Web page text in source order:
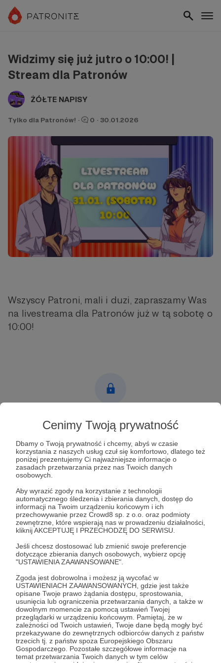
Cenimy Twoją prywatność
Dbamy o Twoją prywatność i chcemy, abyś w czasie
korzystania z naszych usług czuł się komfortowo, dlatego też
poniżej prezentujemy Ci najważniejsze informacje o
zasadach przetwarzania przez nas Twoich danych
osobowych.
Aby wyrazić zgody na korzystanie z technologii
automatycznego śledzenia i zbierania danych, dostęp do
informacji na Twoim urządzeniu końcowym i ich
przechowywanie przez Crowd8 sp. z o.o. oraz podmioty
zewnętrzne, które wspierają nas w prowadzeniu działalności,
kliknij AKCEPTUJĘ I PRZECHODZĘ DO SERWISU.
Jeśli chcesz dostosować lub zmienić swoje preferencje
dotyczące zbierania danych osobowych, wybierz opcję
"USTAWIENIA ZAAWANSOWANE".
Zgoda jest dobrowolna i możesz ją wycofać w
USTAWIENIACH ZAAWANSOWANYCH, gdzie jest także
opisane Twoje prawo żądania dostępu, sprostowania,
usunięcia lub ograniczenia przetwarzania danych, a także w
dowolnym momencie za pomocą ustawień Twojej
przeglądarki w urządzeniu końcowym. Pamiętaj, że w
zależności od Twoich ustawień, Twoje dane będą mogły być
przekazywane do zewnętrznych odbiorców danych z państw
trzecich tj. z państw spoza Europejskiego Obszaru
Gospodarczego. Pozostałe szczegółowe informacje na
temat przetwarzania Twoich danych w tym celów
Widzimy się już jutro o 10:00! |
Stream dla Patronów
ŻÓŁTE NAPISY
Tylko dla Patronów! · 0 · 30.01.2026
Wszyscy Patroni, mali i duzi, zapraszamy Was
na livestreama dla Patronów już w tą sobotę o
10:00!
Post dostępny tylko dla Patronów
Zostań Patronem
Zaloguj się
stream livestream
Udostępnij
ŻÓŁTE NAPISY
Zobacz profil autora